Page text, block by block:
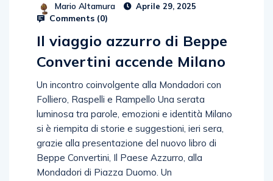
Mario Altamura Aprile 29, 2025
Comments (0)
Il viaggio azzurro di Beppe
Convertini accende Milano
Un incontro coinvolgente alla Mondadori con
Folliero, Raspelli e Rampello Una serata
luminosa tra parole, emozioni e identità Milano
si è riempita di storie e suggestioni, ieri sera,
grazie alla presentazione del nuovo libro di
Beppe Convertini, Il Paese Azzurro, alla
Mondadori di Piazza Duomo. Un